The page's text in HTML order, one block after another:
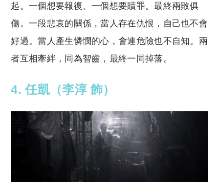
起。一個想要報復、一個想要贖罪。最終兩敗俱
傷。一段悲哀的關係，當人存在仇恨，自己也不會
好過。當人產生憐憫的心，會連危險也不自知。兩
者互相牽絆，同為智齒，最終一同掉落。
4. 任凱（李淳 飾）